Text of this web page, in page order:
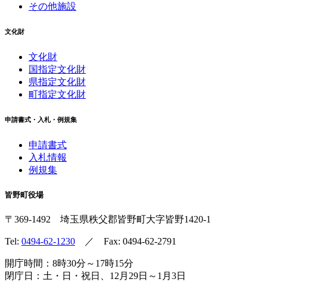
その他施設
文化財
文化財
国指定文化財
県指定文化財
町指定文化財
申請書式・入札・例規集
申請書式
入札情報
例規集
皆野町役場
〒369-1492 埼玉県秩父郡皆野町 大字皆野1420-1
Tel: 0494-62-1230 ／ Fax: 0494-62-2791
開庁時間：8時30分～17時15分
閉庁日：土・日・祝日、12月29日～1月3日